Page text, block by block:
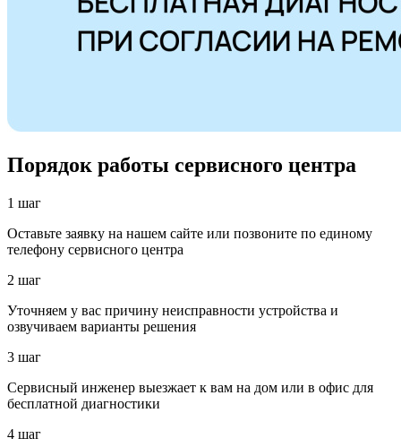
Порядок работы сервисного центра
1 шаг
Оставьте заявку на нашем сайте или позвоните по единому
телефону сервисного центра
2 шаг
Уточняем у вас причину неисправности устройства и
озвучиваем варианты решения
3 шаг
Сервисный инженер выезжает к вам на дом или в офис для
бесплатной диагностики
4 шаг